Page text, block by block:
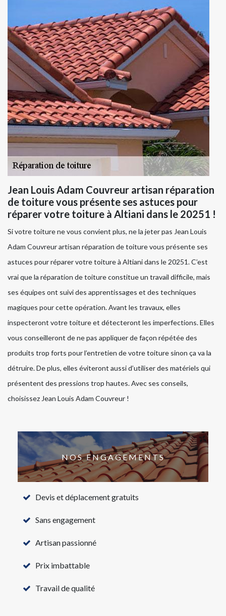
Jean Louis Adam Couvreur artisan réparation
de toiture vous présente ses astuces pour
réparer votre toiture à Altiani dans le 20251 !
Si votre toiture ne vous convient plus, ne la jeter pas Jean Louis
Adam Couvreur artisan réparation de toiture vous présente ses
astuces pour réparer votre toiture à Altiani dans le 20251. C’est
vrai que la réparation de toiture constitue un travail difficile, mais
ses équipes ont suivi des apprentissages et des techniques
magiques pour cette opération. Avant les travaux, elles
inspecteront votre toiture et détecteront les imperfections. Elles
vous conseilleront de ne pas appliquer de façon répétée des
produits trop forts pour l’entretien de votre toiture sinon ça va la
détruire. De plus, elles éviteront aussi d’utiliser des matériels qui
présentent des pressions trop hautes. Avec ses conseils,
choisissez Jean Louis Adam Couvreur !
NOS ENGAGEMENTS
Devis et déplacement gratuits
Sans engagement
Artisan passionné
Prix imbattable
Travail de qualité